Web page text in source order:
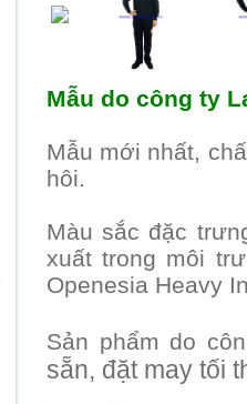
Mẫu do công ty
Mẫu mới nhất,
hôi.
Màu sắc đặc
xuất trong môi
Openesia Heavy
Sản phẩm do
sẵn, đặt may tối